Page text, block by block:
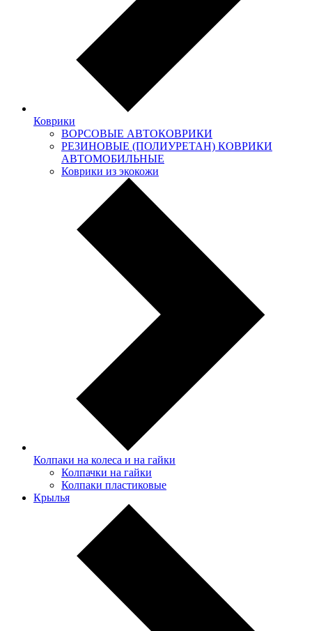
Коврики
ВОРСОВЫЕ АВТОКОВРИКИ
РЕЗИНОВЫЕ (ПОЛИУРЕТАН) КОВРИКИ
АВТОМОБИЛЬНЫЕ
Коврики из экокожи
Колпаки на колеса и на гайки
Колпачки на гайки
Колпаки пластиковые
Крылья